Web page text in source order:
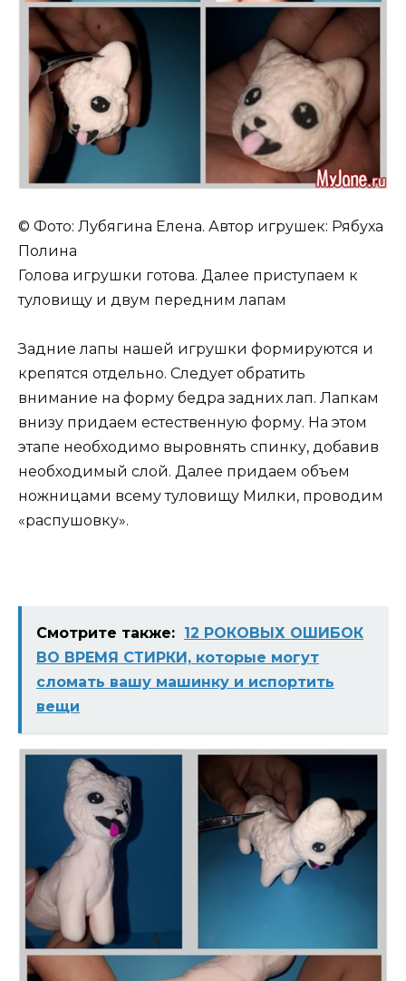
© Фото: Лубягина Елена. Автор игрушек: Рябуха
Полина
Голова игрушки готова. Далее приступаем к
туловищу и двум передним лапам
Задние лапы нашей игрушки формируются и
крепятся отдельно. Следует обратить
внимание на форму бедра задних лап. Лапкам
внизу придаем естественную форму. На этом
этапе необходимо выровнять спинку, добавив
необходимый слой. Далее придаем объем
ножницами всему туловищу Милки, проводим
«распушовку».
Смотрите также: 12 РОКОВЫХ ОШИБОК
ВО ВРЕМЯ СТИРКИ, которые могут
сломать вашу машинку и испортить
вещи